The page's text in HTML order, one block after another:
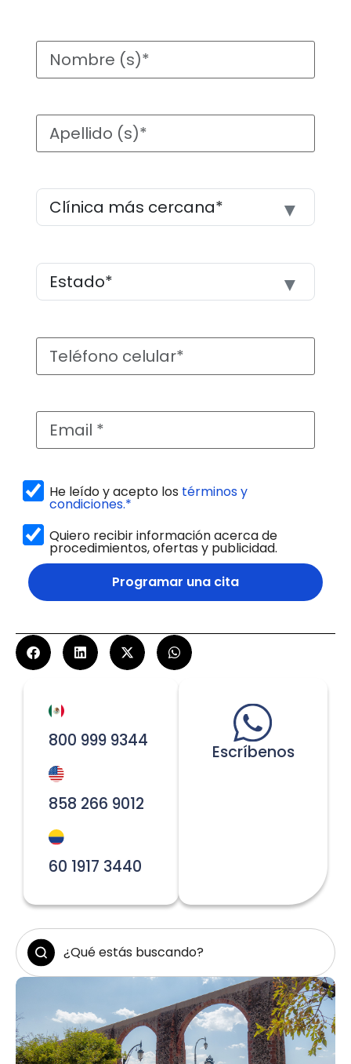
He leído y acepto los términos y
condiciones.*
Quiero recibir información acerca de
procedimientos, ofertas y publicidad.
Programar una cita
800 999 9344
858 266 9012
60 1917 3440
Escríbenos